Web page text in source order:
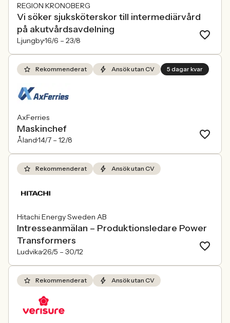
REGION KRONOBERG
Vi söker sjuksköterskor till intermediärvård
på akutvårdsavdelning
Ljungby16/6 – 23/8
Rekommenderat Ansök utan CV 5 dagar kvar
AxFerries
Maskinchef
Åland14/7 – 12/8
Rekommenderat Ansök utan CV
Hitachi Energy Sweden AB
Intresseanmälan – Produktionsledare Power
Transformers
Ludvika26/5 – 30/12
Rekommenderat Ansök utan CV